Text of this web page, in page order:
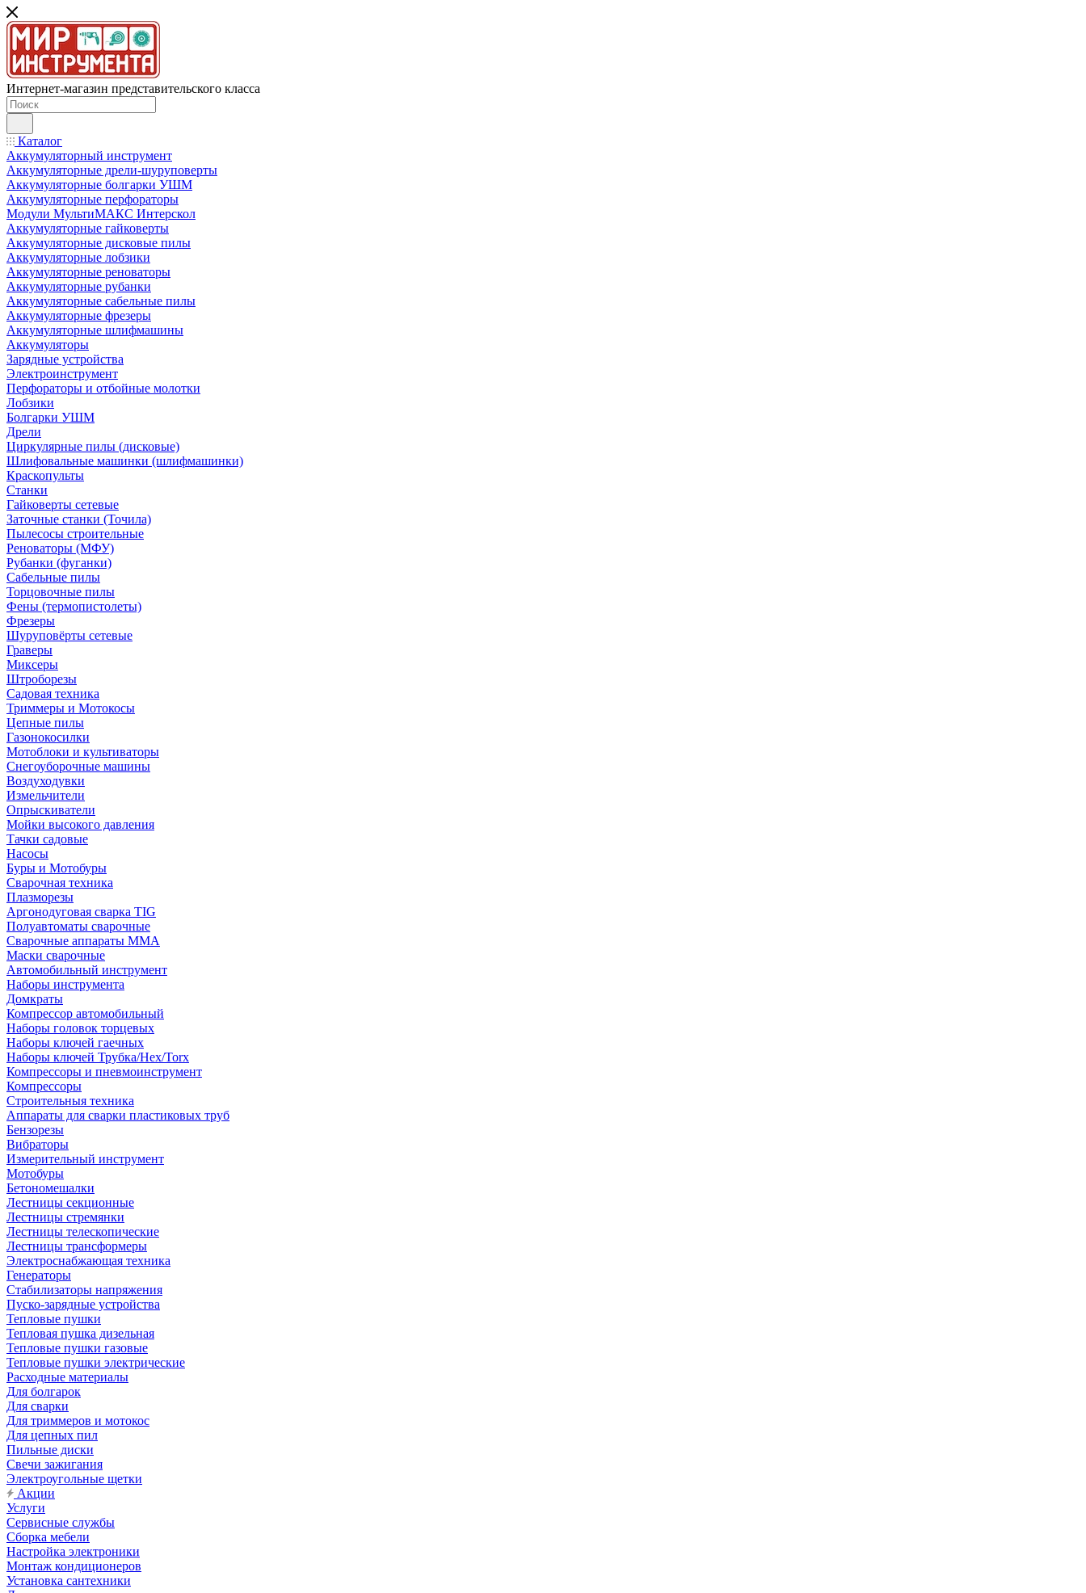
Интернет-магазин представительского класса
Каталог
Аккумуляторный инструмент
Аккумуляторные дрели-шуруповерты
Аккумуляторные болгарки УШМ
Аккумуляторные перфораторы
Модули МультиМАКС Интерскол
Аккумуляторные гайковерты
Аккумуляторные дисковые пилы
Аккумуляторные лобзики
Аккумуляторные реноваторы
Аккумуляторные рубанки
Аккумуляторные сабельные пилы
Аккумуляторные фрезеры
Аккумуляторные шлифмашины
Аккумуляторы
Зарядные устройства
Электроинструмент
Перфораторы и отбойные молотки
Лобзики
Болгарки УШМ
Дрели
Циркулярные пилы (дисковые)
Шлифовальные машинки (шлифмашинки)
Краскопульты
Станки
Гайковерты сетевые
Заточные станки (Точила)
Пылесосы строительные
Реноваторы (МФУ)
Рубанки (фуганки)
Сабельные пилы
Торцовочные пилы
Фены (термопистолеты)
Фрезеры
Шуруповёрты сетевые
Граверы
Миксеры
Штроборезы
Садовая техника
Триммеры и Мотокосы
Цепные пилы
Газонокосилки
Мотоблоки и культиваторы
Снегоуборочные машины
Воздуходувки
Измельчители
Опрыскиватели
Мойки высокого давления
Тачки садовые
Насосы
Буры и Мотобуры
Сварочная техника
Плазморезы
Аргонодуговая сварка TIG
Полуавтоматы сварочные
Сварочные аппараты ММА
Маски сварочные
Автомобильный инструмент
Наборы инструмента
Домкраты
Компрессор автомобильный
Наборы головок торцевых
Наборы ключей гаечных
Наборы ключей Трубка/Hex/Torx
Компрессоры и пневмоинструмент
Компрессоры
Строительныя техника
Аппараты для сварки пластиковых труб
Бензорезы
Вибраторы
Измерительный инструмент
Мотобуры
Бетономешалки
Лестницы секционные
Лестницы стремянки
Лестницы телескопические
Лестницы трансформеры
Электроснабжающая техника
Генераторы
Стабилизаторы напряжения
Пуско-зарядные устройства
Тепловые пушки
Тепловая пушка дизельная
Тепловые пушки газовые
Тепловые пушки электрические
Расходные материалы
Для болгарок
Для сварки
Для триммеров и мотокос
Для цепных пил
Пильные диски
Свечи зажигания
Электроугольные щетки
Акции
Услуги
Сервисные службы
Сборка мебели
Настройка электроники
Монтаж кондиционеров
Установка сантехники